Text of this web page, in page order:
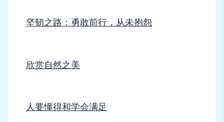
坚韧之路：勇敢前行，从未抱怨
欣赏自然之美
人要懂得和学会满足